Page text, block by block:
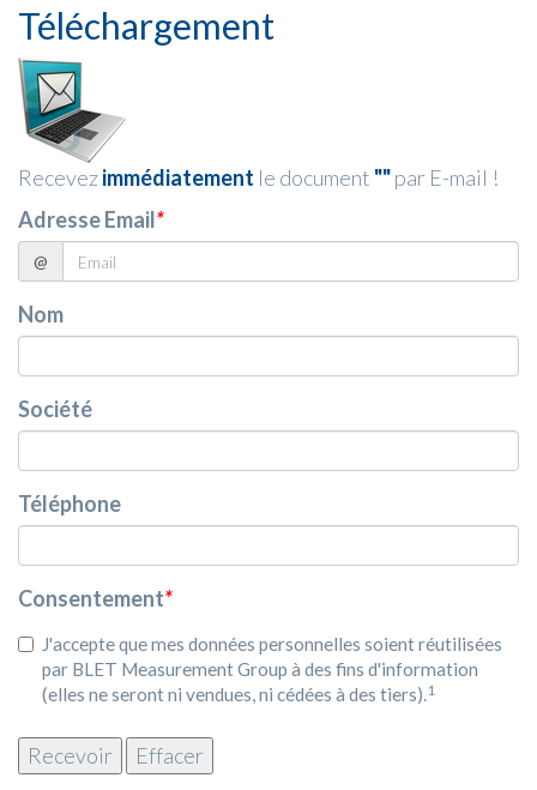
Téléchargement
Recevezimmédiatement le document ""par E-mail !
Adresse Email*
@
Nom
Société
Téléphone
Consentement*
J'accepte que mes données personnelles soient réutilisées
par BLET Measurement Group à des fins d'information
(elles ne seront ni vendues, ni cédées à des tiers).1